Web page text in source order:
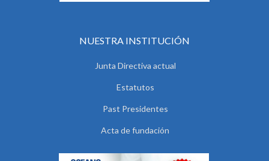
NUESTRA INSTITUCIÓN
Junta Directiva actual
Estatutos
Past Presidentes
Acta de fundación